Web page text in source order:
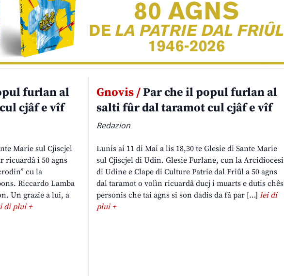
furlan al
cjâf e vîf
Marie sul Cjiscjel
ricuardâ i 50 agns
cu la
Riccardo Lamba
Un grazie a lui, a
di plui +
Gnovis /Par che il popul furlan al
salti fûr dal taramot cul cjâf e vîf
Redazion
Lunis ai 11 di Mai a lis 18,30 te Glesie di Sante Marie
sul Cjiscjel di Udin. Glesie Furlane, cun la Arcidiocesi
di Udine e Clape di Culture Patrie dal Friûl a 50 agns
dal taramot o volìn ricuardâ ducj i muarts e dutis chês
personis che tai agns si son dadis da fâ par […] lei di
plui +